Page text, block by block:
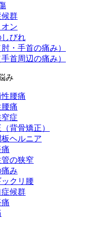
群
ン
びれ
・手首の痛み）
首周辺の痛み）
み
腰痛
痛
症
背骨矯正）
ヘルニア
の狭窄
み
クリ腰
候群